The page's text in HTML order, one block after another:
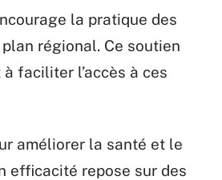
la pratique des
régional. Ce soutien
faciliter l’accès à ces
améliorer la santé et le
efficacité repose sur des